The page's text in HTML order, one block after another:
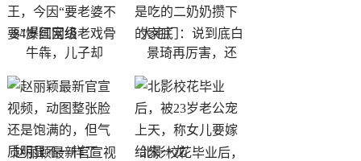
84岁国宝级老戏骨
牛犇，儿子却
大宅门：说到底白
景琦再厉害，还
赵丽颖最新官宣视
北影校花毕业后，